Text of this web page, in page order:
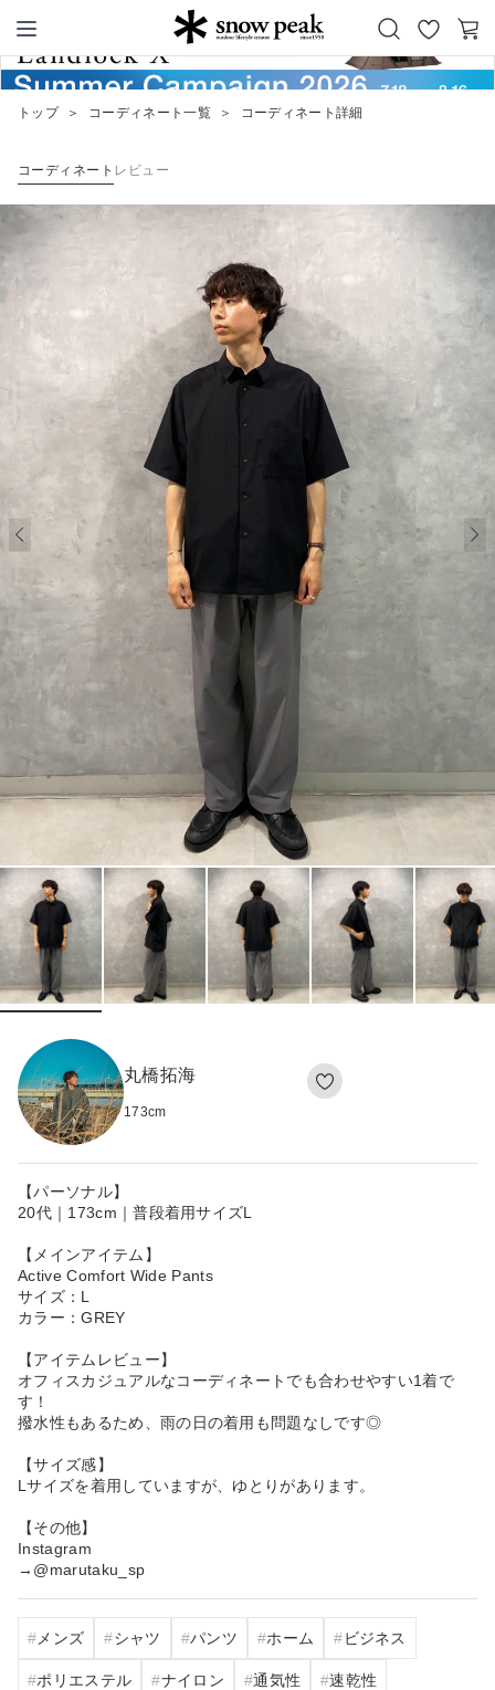
Snow Peak
お
カ
トップ ＞ コーディネート一覧 ＞ コーディネート詳細
コーディネート レビュー
丸橋拓海
173cm
【パーソナル】
20代｜173cm｜普段着用サイズL
【メインアイテム】
Active Comfort Wide Pants
サイズ：L
カラー：GREY
【アイテムレビュー】
オフィスカジュアルなコーディネートでも合わせやすい1着で
す！
撥水性もあるため、雨の日の着用も問題なしです◎
【サイズ感】
Lサイズを着用していますが、ゆとりがあります。
【その他】
Instagram
→@marutaku_sp
メンズ シャツ パンツ ホーム ビジネス
ポリエステル ナイロン 通気性 速乾性